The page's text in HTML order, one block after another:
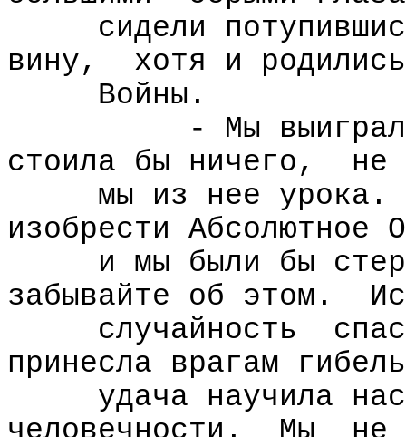
сидели
вину,
хотя и
Войны.
- Мы
стоила бы ничего,
не
мы из нее урока.
изобрести Абсолютное
и мы были бы
забывайте об этом.
случайность
принесла врагам
удача научила